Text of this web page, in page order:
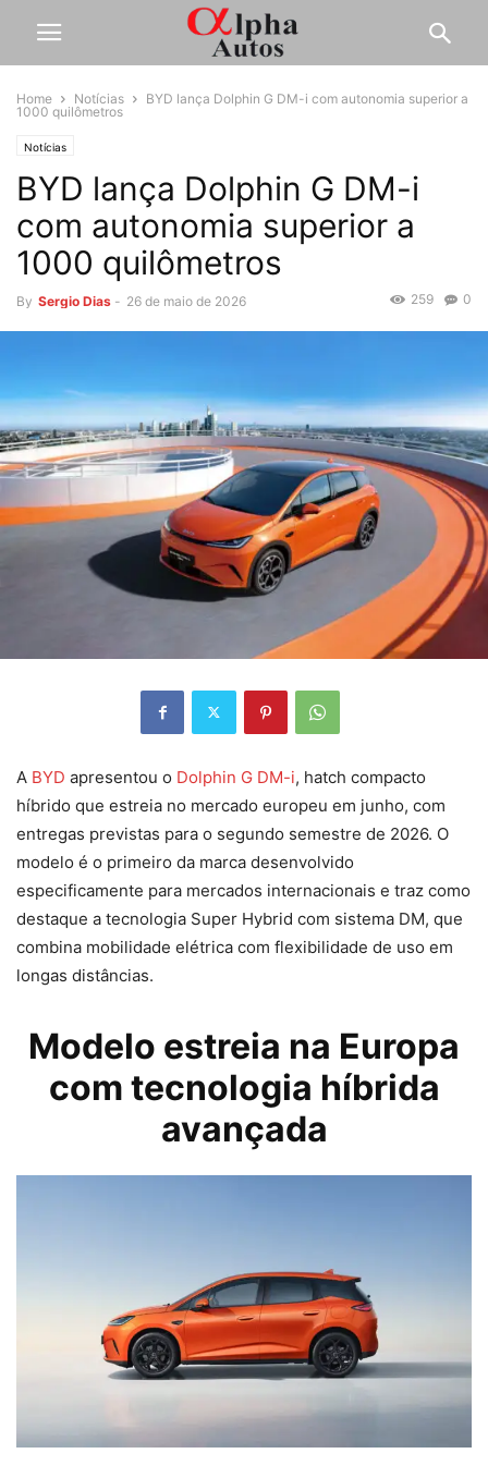
Home Notícias
BYD lança Dolphin G DM-i com autonomia superior a
1000 quilômetros
Notícias
BYD lança Dolphin G DM-i
com autonomia superior a
1000 quilômetros
By Sergio Dias - 26 de maio de 2026 0
259
A BYD apresentou o Dolphin G DM-i, hatch compacto
híbrido que estreia no mercado europeu em junho, com
entregas previstas para o segundo semestre de 2026. O
modelo é o primeiro da marca desenvolvido
especificamente para mercados internacionais e traz como
destaque a tecnologia Super Hybrid com sistema DM, que
combina mobilidade elétrica com flexibilidade de uso em
longas distâncias.
Modelo estreia na Europa
com tecnologia híbrida
avançada